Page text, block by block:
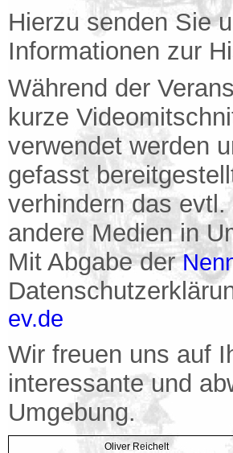
Hierzu senden Sie
Informationen zur
Während der
kurze
verwendet werden
gefasst
verhindern das
andere Medien in
Mit Abgabe der
ev.de
Wir freuen uns auf
interessante und
Umgebung.
Oliver Reichelt